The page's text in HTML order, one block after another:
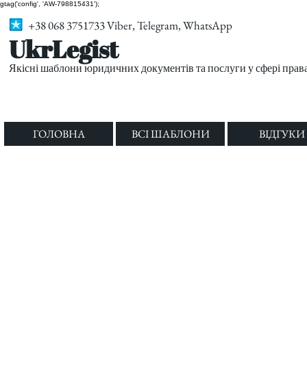
gtag('config', 'AW-798815431');
+38 068 3751733 Viber, Telegram, WhatsApp
UkrLegist
Якісні шаблони юридичних документів та послуги у сфері
ГОЛОВНА ВСІ ШАБЛОНИ ВІДГУКИ